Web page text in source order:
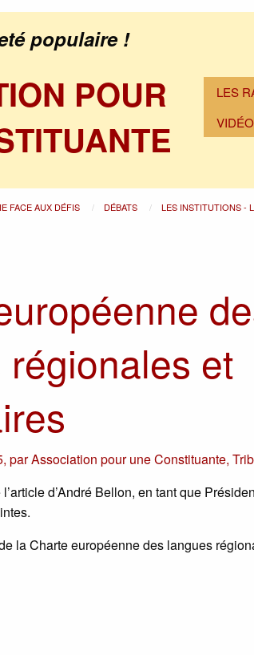
populaire !
POUR
LES
FACE AUX DÉFIS DÉBATS
LES INSTITUTIONS -
et
,parAssociation pour une Constituante,
d’André Bellon, en tant que
la Charte européenne des langues